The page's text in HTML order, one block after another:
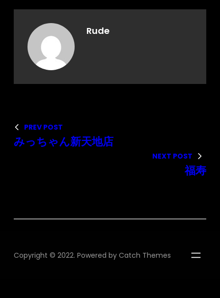
Rude
PREV POST
みっちゃん新天地店
NEXT POST
福寿
Copyright © 2022. Powered by Catch Themes